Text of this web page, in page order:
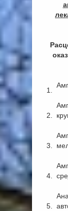
1.
2.
3.
4.
5.